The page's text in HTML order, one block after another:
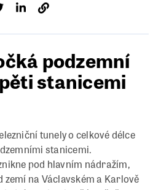
podzemní
stanicemi
tunely o celkové délce
stanicemi.
pod hlavním nádražím,
na Václavském a Karlově